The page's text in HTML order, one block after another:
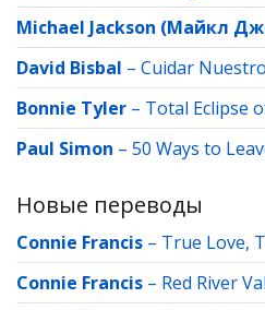
Michael Jackson (Майкл
David Bisbal – Cuidar
Bonnie Tyler – Total Eclipse
Paul Simon – 50 Ways to
Новые переводы
Connie Francis – True Love,
Connie Francis – Red River